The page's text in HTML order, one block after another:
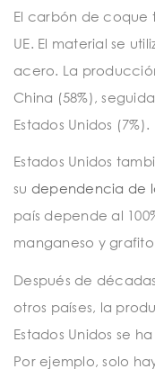
El carbón de coque
UE. El material se
acero. La
China (58%),
Estados Unidos (7%).
Estados Unidos
su dependencia de
país depende al
manganeso y
Después de
otros países, la
Estados Unidos se
Por ejemplo, solo